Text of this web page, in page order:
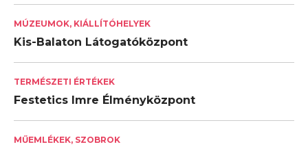
MÚZEUMOK, KIÁLLÍTÓHELYEK
Kis-Balaton Látogatóközpont
TERMÉSZETI ÉRTÉKEK
Festetics Imre Élményközpont
MŰEMLÉKEK, SZOBROK